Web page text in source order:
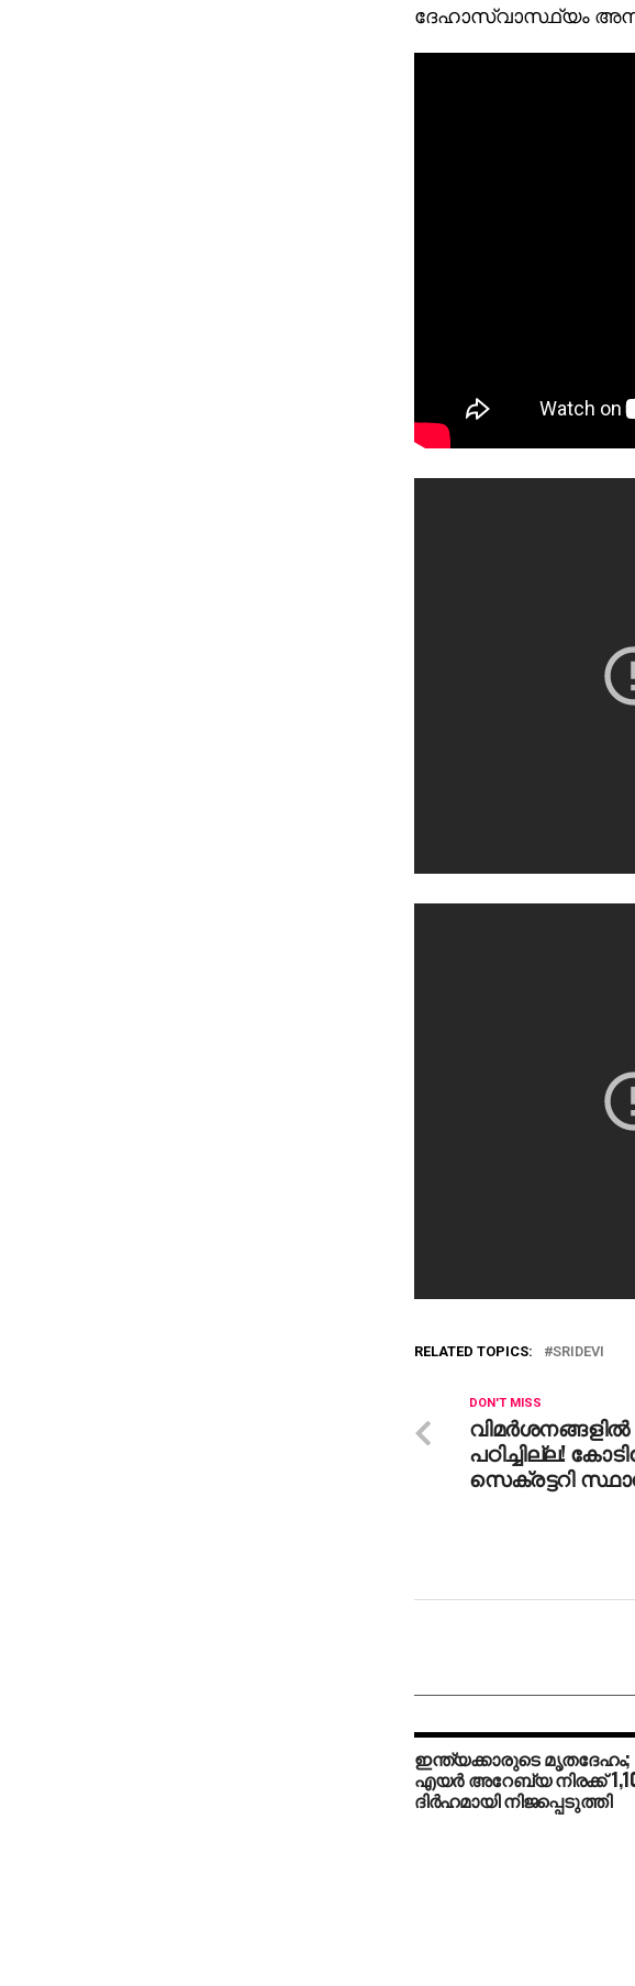
ദേഹാസ്വാസ്ഥ്യം
RELATED TOPICS: SRIDEVI
DON'T MISS
വിമര്‍ശനങ്ങളില്‍
പഠിച്ചില്ല!
സെക്രട്ടറി
ഇന്ത്യക്കാരുടെ മൃതദേഹം;
എയര്‍ അറേബ്യ നിരക്ക്
ദിര്‍ഹമായി നിജപ്പെടുത്തി